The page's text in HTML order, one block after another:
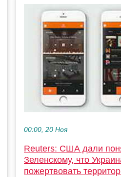
00:00, 20 Ноя
Reuters: США дали
Зеленскому, что
пожертвовать